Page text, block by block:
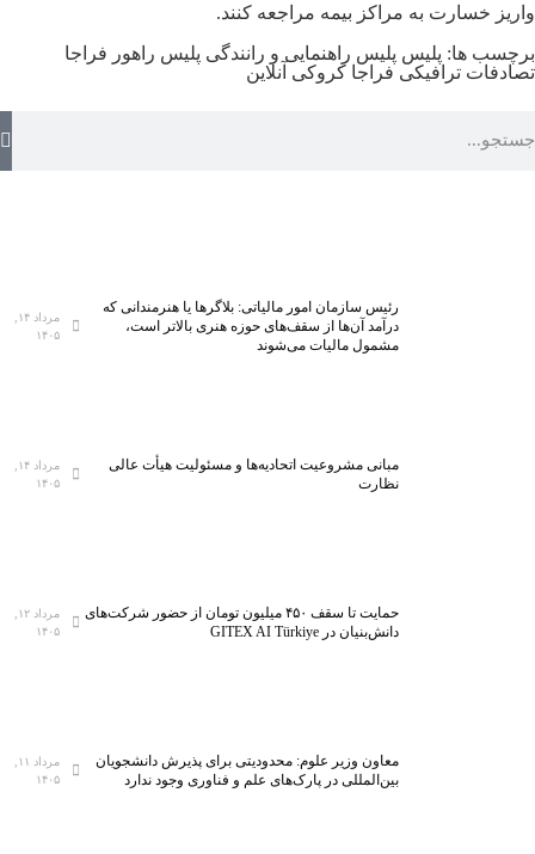
واریز خسارت به مراکز بیمه مراجعه کنند.
برچسب ها: پلیس پلیس راهنمایی و رانندگی پلیس راهور فراجا
تصادفات ترافیکی فراجا کروکی آنلاین
رئیس سازمان امور مالیاتی: بلاگر‌ها یا هنرمندانی که
درآمد آن‌ها از سقف‌های حوزه هنری بالاتر است،
مشمول مالیات می‌شوند
مرداد ۱۴,
۱۴۰۵
مبانی مشروعیت اتحادیه‌ها و مسئولیت هیأت عالی
نظارت
مرداد ۱۴,
۱۴۰۵
حمایت تا سقف ۴۵۰ میلیون تومان از حضور شرکت‌های
دانش‌بنیان در GITEX AI Türkiye
مرداد ۱۲,
۱۴۰۵
معاون وزیر علوم: محدودیتی برای پذیرش دانشجویان
بین‌المللی در پارک‌های علم و فناوری وجود ندارد
مرداد ۱۱,
۱۴۰۵